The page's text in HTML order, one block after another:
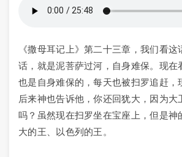
《撒母耳记上》第二十三章，我们看
话，就是泥菩萨过河，自身难保。现在
也是自身难保的，每天也被扫罗追赶，
后来神也告诉他，你还回犹大，因为大
吗？虽然现在扫罗坐在宝座上，但是神
大的王、以色列的王。